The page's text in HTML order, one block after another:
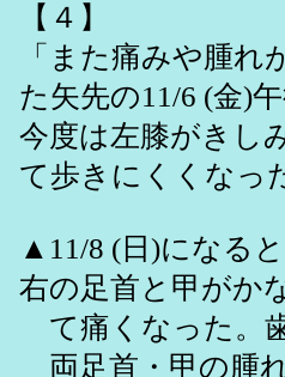
【４】
「また痛みや腫
た矢先の11/6 (金)午
今度は左膝がきし
て歩きにくくなっ
▲11/8 (日)になる
右の足首と甲がか
て痛くなった。
両足首・甲の腫